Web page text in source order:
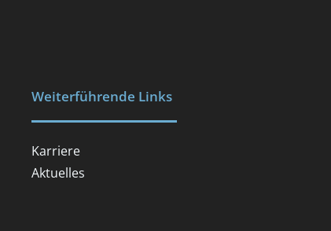
Weiterführende Links
Karriere
Aktuelles